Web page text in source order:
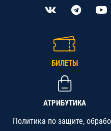
БИЛЕТЫ
АТРИБУТИКА
Политика по защите,